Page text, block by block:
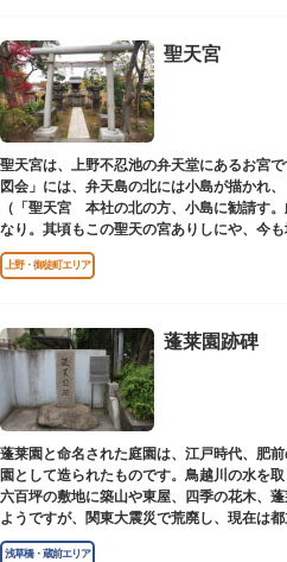
聖天宮
聖天宮は、上野不忍池の弁天堂にあるお宮
図会」には、弁天島の北には小島が描かれ
（「聖天宮 本社の北の方、小島に勧請す
なり。其頃もこの聖天の宮ありしにや、今も
上野・御徒町エリア
蓬莱園跡碑
蓬莱園と命名された庭園は、江戸時代、肥
園として造られたものです。鳥越川の水を
六百坪の敷地に築山や東屋、四季の花木、
ようですが、関東大震災で荒廃し、現在は
指定の天然記念物の大イチョウを残すのみで
浅草橋・蔵前エリア